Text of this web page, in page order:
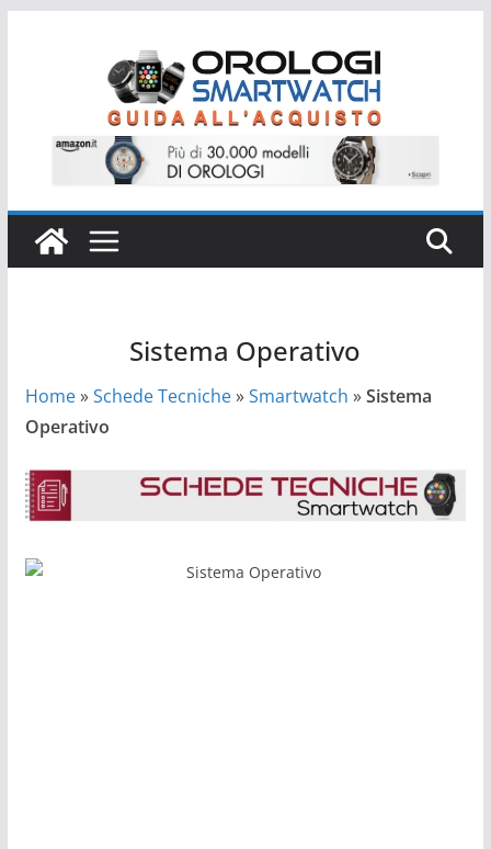
Sistema Operativo
Home»Schede Tecniche»Smartwatch »Sistema
Operativo